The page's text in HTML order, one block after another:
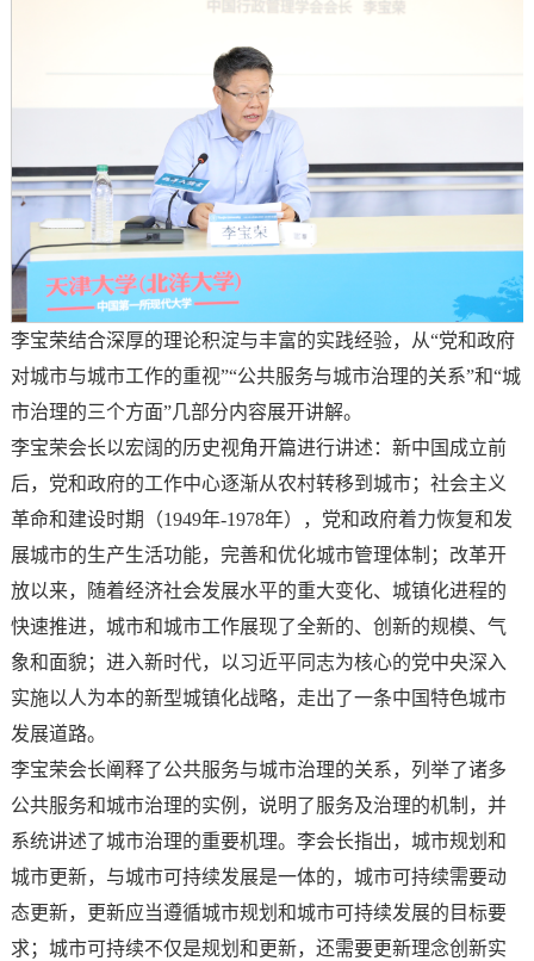
李宝荣结合深厚的理论积淀与丰富的实践经验，从“党和政府
对城市与城市工作的重视”“公共服务与城市治理的关系”和“城
市治理的三个方面”几部分内容展开讲解。
李宝荣会长以宏阔的历史视角开篇进行讲述：新中国成立前
后，党和政府的工作中心逐渐从农村转移到城市；社会主义
革命和建设时期（1949年-1978年），党和政府着力恢复和发
展城市的生产生活功能，完善和优化城市管理体制；改革开
放以来，随着经济社会发展水平的重大变化、城镇化进程的
快速推进，城市和城市工作展现了全新的、创新的规模、气
象和面貌；进入新时代，以习近平同志为核心的党中央深入
实施以人为本的新型城镇化战略，走出了一条中国特色城市
发展道路。
李宝荣会长阐释了公共服务与城市治理的关系，列举了诸多
公共服务和城市治理的实例，说明了服务及治理的机制，并
系统讲述了城市治理的重要机理。李会长指出，城市规划和
城市更新，与城市可持续发展是一体的，城市可持续需要动
态更新，更新应当遵循城市规划和城市可持续发展的目标要
求；城市可持续不仅是规划和更新，还需要更新理念创新实